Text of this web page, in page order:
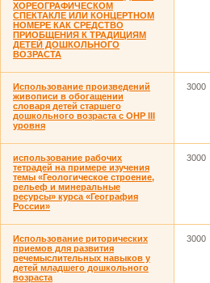
ХОРЕОГРАФИЧЕСКОМ
СПЕКТАКЛЕ ИЛИ КОНЦЕРТНОМ
НОМЕРЕ КАК СРЕДСТВО
ПРИОБЩЕНИЯ К ТРАДИЦИЯМ
ДЕТЕЙ ДОШКОЛЬНОГО
ВОЗРАСТА
Использование произведений
живописи в обогащении
словаря детей старшего
дошкольного возраста с ОНР III
уровня
3000
использование рабочих
тетрадей на примере изучения
темы «Геологическое строение,
рельеф и минеральные
ресурсы» курса «География
России»
3000
Использование риторических
приемов для развития
речемыслительных навыков у
детей младшего дошкольного
возраста
3000